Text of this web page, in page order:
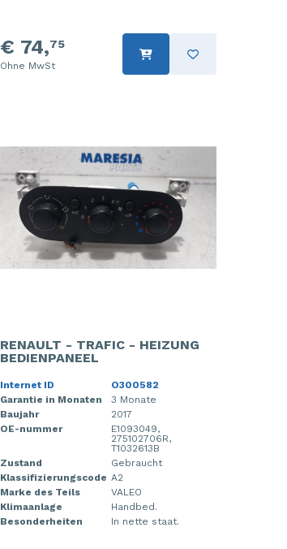
€ 74,75
Ohne MwSt
RENAULT - TRAFIC - HEIZUNG
BEDIENPANEEL
Internet ID
O300582
Garantie in Monaten
3 Monate
Baujahr
2017
OE-nummer
E1093049,
275102706R,
T1032613B
Zustand
Gebraucht
Klassifizierungscode A2
Marke des Teils
VALEO
Klimaanlage
Handbed.
Besonderheiten
In nette staat.